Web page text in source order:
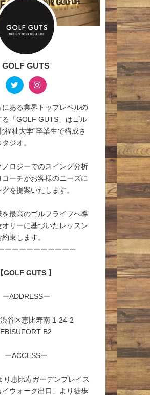
GOLF GUTS
にある業界トップレベルの
る「GOLF GUTS」はゴル
福祉大学”卒業生で構成さ
ジオ。
ノロジーでのスイング分析
コーチがお客様のニーズに
を提案いたします。
最高のゴルフライフへ導
オリーに基づいたレッスン
束します。
ーーーーーーーーーー
【GOLF GUTS 】
ーADDRESSー
谷区恵比寿南 1-24-2
EBISUFORT B2
ーACCESSー
り恵比寿ガーデンプレイス
イウォーク出口」より徒歩